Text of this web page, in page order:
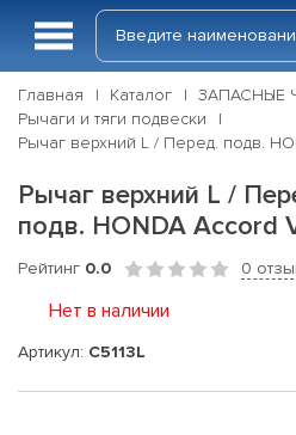
Главная Каталог ЗАПАСНЫЕ
Рычаги и тяги подвески
Рычаг верхний L / Перед. подв.
Рычаг верхний L /
подв. HONDA Accord
Рейтинг 0.0 0
Нет в наличии
Артикул: C5113L